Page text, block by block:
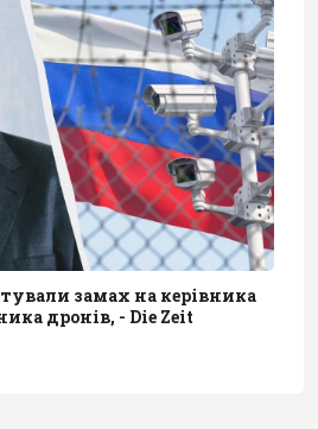
замах на керівника
дронів, - Die Zeit